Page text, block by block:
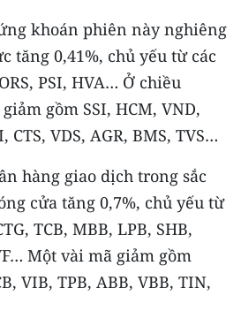
phía Bắc
Bộ và Tây
khoán phiên này nghiêng
tăng 0,41%, chủ yếu từ các
PSI, HVA… Ở chiều
gồm SSI, HCM, VND,
CTS, VDS, AGR, BMS, TVS…
hàng giao dịch trong sắc
cửa tăng 0,7%, chủ yếu từ
TCB, MBB, LPB, SHB,
Một vài mã giảm gồm
VIB, TPB, ABB, VBB, TIN,